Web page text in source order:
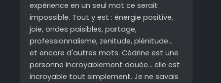
expérience en un seul mot ce serait
impossible. Tout y est : énergie positive,
joie, ondes paisibles, partage,
professionnalisme, zenitude, plénitude...
et encore d'autres mots. Cédrine est une
personne incroyablement douée... elle est
incroyable tout simplement. Je ne savais